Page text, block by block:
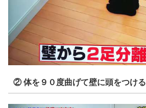
② 体を９０度曲げて壁に頭をつける